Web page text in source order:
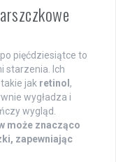
pięćdziesiątce to
starzenia. Ich
jak retinol,
wygładza i
wygląd.
może znacząco
zapewniając